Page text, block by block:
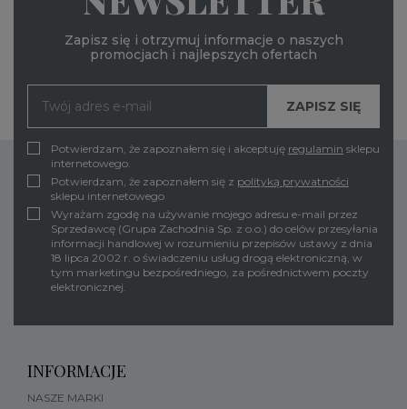
Zapisz się i otrzymuj informacje o naszych
promocjach i najlepszych ofertach
Potwierdzam, że zapoznałem się i akceptuję regulamin sklepu
internetowego.
Potwierdzam, że zapoznałem się z polityką prywatności
sklepu internetowego
Wyrażam zgodę na używanie mojego adresu e-mail przez
Sprzedawcę (Grupa Zachodnia Sp. z o.o.) do celów przesyłania
informacji handlowej w rozumieniu przepisów ustawy z dnia
18 lipca 2002 r. o świadczeniu usług drogą elektroniczną, w
tym marketingu bezpośredniego, za pośrednictwem poczty
elektronicznej.
INFORMACJE
NASZE MARKI